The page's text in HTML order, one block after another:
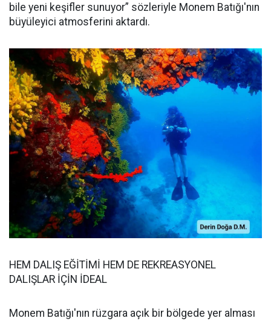
bile yeni keşifler sunuyor” sözleriyle Monem Batığı'nın
büyüleyici atmosferini aktardı.
HEM DALIŞ EĞİTİMİ HEM DE REKREASYONEL
DALIŞLAR İÇİN İDEAL
Monem Batığı'nın rüzgara açık bir bölgede yer alması